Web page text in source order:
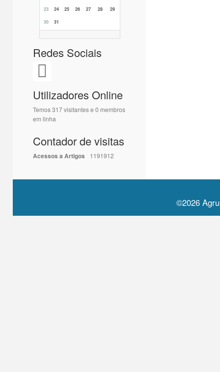
23
24 25 26 27 28
29
30
31
Redes Sociais
Utilizadores Online
Temos 317 visitantes e 0 membros
em linha
Contador de visitas
Acessos a Artigos 1191912
©2026